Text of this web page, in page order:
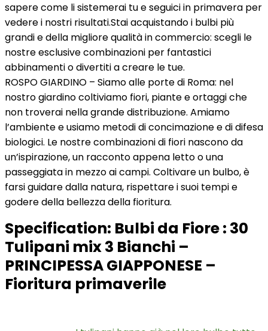
sapere come li sistemerai tu e seguici in primavera per
vedere i nostri risultati.Stai acquistando i bulbi più
grandi e della migliore qualità in commercio: scegli le
nostre esclusive combinazioni per fantastici
abbinamenti o divertiti a creare le tue.
ROSPO GIARDINO – Siamo alle porte di Roma: nel
nostro giardino coltiviamo fiori, piante e ortaggi che
non troverai nella grande distribuzione. Amiamo
l’ambiente e usiamo metodi di concimazione e di difesa
biologici. Le nostre combinazioni di fiori nascono da
un’ispirazione, un racconto appena letto o una
passeggiata in mezzo ai campi. Coltivare un bulbo, è
farsi guidare dalla natura, rispettare i suoi tempi e
godere della bellezza della fioritura.
Specification: Bulbi da Fiore : 30
Tulipani mix 3 Bianchi –
PRINCIPESSA GIAPPONESE –
Fioritura primaverile